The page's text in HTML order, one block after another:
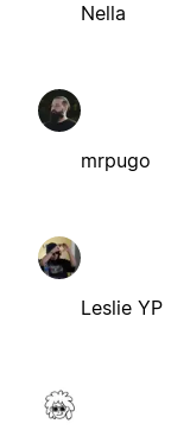
Nella
mrpugo
Leslie YP